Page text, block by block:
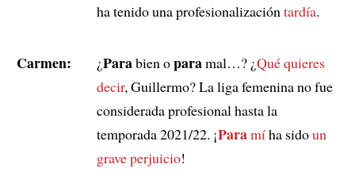
ha tenido una profesionalización tardía.
Carmen: ¿Parabien oparamal…? ¿Qué quieres
decir, Guillermo? La liga femenina no fue
considerada profesional hasta la
temporada 2021/22. ¡Paramíha sidoun
grave perjuicio!